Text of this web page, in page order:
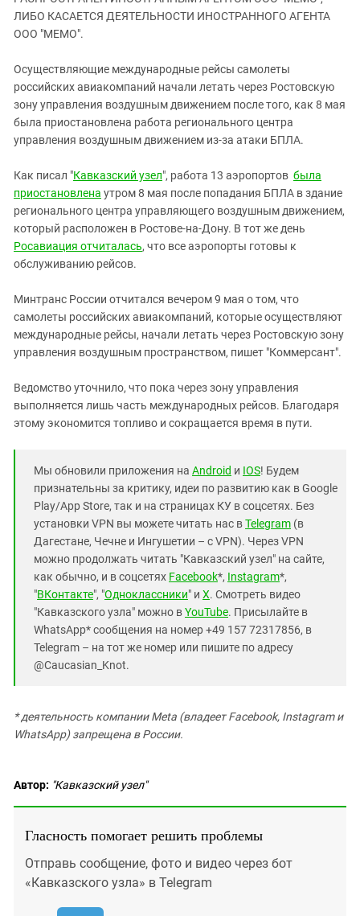
ЗАСТАВЛЯЕТ
ПРЕСЛЕДОВАНИЕ АКТИВИСТОВ
МОБИЛИЗАЦИЯ И ПРОТЕСТЫ
Дагестан
Ингушетия
Калмыкия
Карачаево-Черкесия
Краснодарский край
Российская Федерация
Ростовская область
Северная Осетия - Алания
СКФО
Чечня
Южная Осетия
Южный Кавказ
ЮФО
ЛИБО КАСАЕТСЯ ДЕЯТЕЛЬНОСТИ ИНОСТРАННОГО АГЕНТА
ООО "МЕМО".
Осуществляющие международные рейсы самолеты
российских авиакомпаний начали летать через Ростовскую
зону управления воздушным движением после того, как 8 мая
была приостановлена работа регионального центра
управления воздушным движением из-за атаки БПЛА.
Как писал "Кавказский узел", работа 13 аэропортов была
приостановлена утром 8 мая после попадания БПЛА в здание
регионального центра управляющего воздушным движением,
который расположен в Ростове-на-Дону. В тот же день
Росавиация отчиталась, что все аэропорты готовы к
обслуживанию рейсов.
Минтранс России отчитался вечером 9 мая о том, что
самолеты российских авиакомпаний, которые осуществляют
международные рейсы, начали летать через Ростовскую зону
управления воздушным пространством, пишет "Коммерсант".
Ведомство уточнило, что пока через зону управления
выполняется лишь часть международных рейсов. Благодаря
этому экономится топливо и сокращается время в пути.
Мы обновили приложения на Android и IOS! Будем
признательны за критику, идеи по развитию как в Google
Play/App Store, так и на страницах КУ в соцсетях. Без
установки VPN вы можете читать нас вTelegram (в
Дагестане, Чечне и Ингушетии – с VPN). Через VPN
можно продолжать читать "Кавказский узел" на сайте,
как обычно, и в соцсетях Facebook*, Instagram*,
"ВКонтакте", "Одноклассники" и X. Смотреть видео
"Кавказского узла" можно вYouTube. Присылайте в
WhatsApp* сообщения на номер +49 157 72317856, в
Telegram – на тот же номер или пишите по адресу
@Caucasian_Knot.
* деятельность компании Meta (владеет Facebook, Instagram и
WhatsApp) запрещена в России.
Автор: "Кавказский узел"
Гласность помогает решить проблемы
Отправь сообщение, фото и видео через бот
«Кавказского узла» в Telegram